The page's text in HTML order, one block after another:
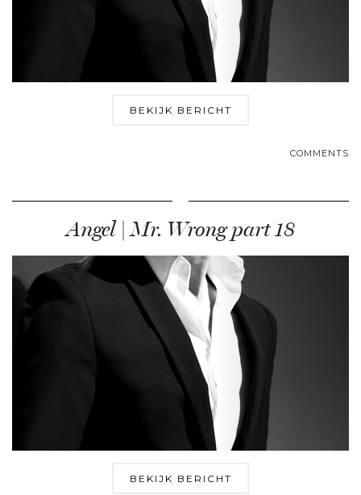
BEKIJK BERICHT
COMMENTS
Angel | Mr. Wrong part 18
BEKIJK BERICHT